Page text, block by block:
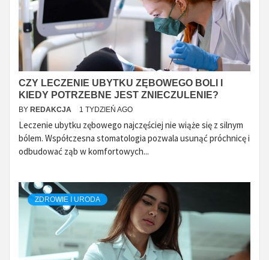
CZY LECZENIE UBYTKU ZĘBOWEGO BOLI I
KIEDY POTRZEBNE JEST ZNIECZULENIE?
BY REDAKCJA 1 TYDZIEŃ AGO
Leczenie ubytku zębowego najczęściej nie wiąże się z silnym
bólem. Współczesna stomatologia pozwala usunąć próchnicę i
odbudować ząb w komfortowych...
ZDROWIE I URODA